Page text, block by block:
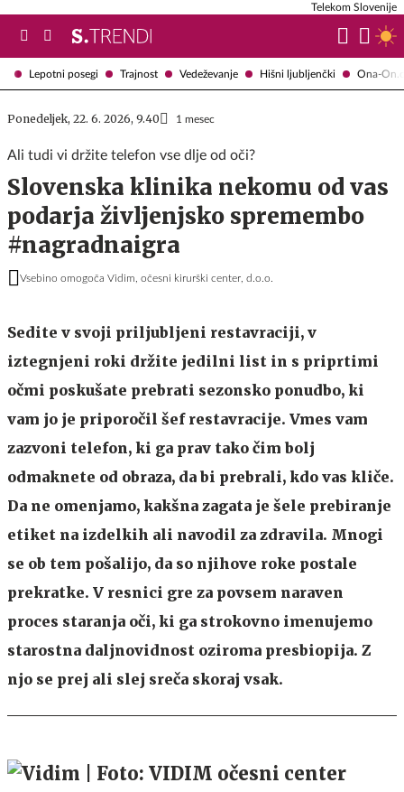
Lepotni posegi Trajnost Vedeževanje Hišni ljubljenčki Ona-
Telekom Slovenije
Ponedeljek, 22. 6. 2026, 9.40 1 mesec
Ali tudi vi držite telefon vse dlje od oči?
Slovenska klinika nekomu od vas
podarja življenjsko spremembo
#nagradnaigra
Vsebino omogoča Vidim, očesni kirurški center, d.o.o.
Sedite v svoji priljubljeni restavraciji, v
iztegnjeni roki držite jedilni list in s priprtimi
očmi poskušate prebrati sezonsko ponudbo, ki
vam jo je priporočil šef restavracije. Vmes vam
zazvoni telefon, ki ga prav tako čim bolj
odmaknete od obraza, da bi prebrali, kdo vas kliče.
Da ne omenjamo, kakšna zagata je šele prebiranje
etiket na izdelkih ali navodil za zdravila. Mnogi
se ob tem pošalijo, da so njihove roke postale
prekratke. V resnici gre za povsem naraven
proces staranja oči, ki ga strokovno imenujemo
starostna daljnovidnost oziroma presbiopija. Z
njo se prej ali slej sreča skoraj vsak.